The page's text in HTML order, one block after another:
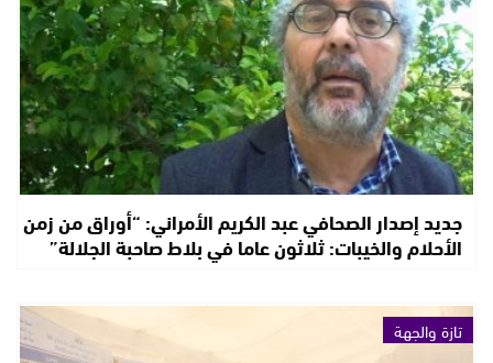
جديد إصدار الصحافي عبد الكريم الأمراني: “أوراق من زمن
الأحلام والخيبات: ثلاثون عاما في بلاط صاحبة الجلالة”
تازة والجهة